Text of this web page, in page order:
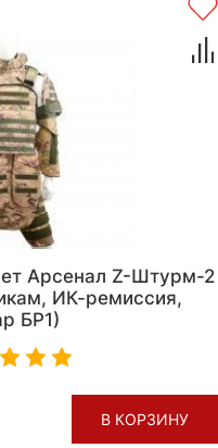
Арсенал Z-Штурм-2
ИК-ремиссия,
БР1)
В КОРЗИНУ